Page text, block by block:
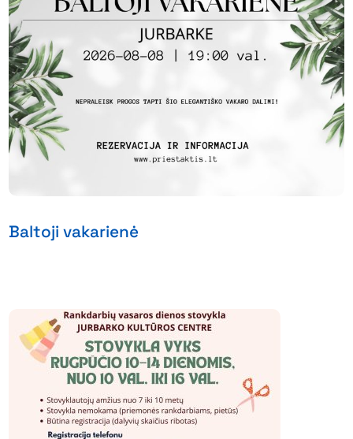
Baltoji vakarienė